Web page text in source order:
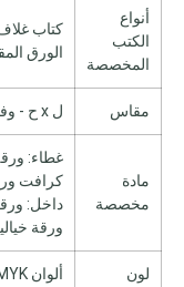
أنواع
الكتب
المخصصة
الورق
مقاس
مادة
مخصصة
كرافت
داخل:
ورقة خيالية
لون